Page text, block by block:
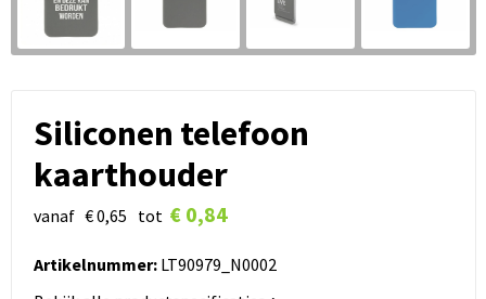
Siliconen telefoon
kaarthouder
vanaf € 0,65 tot € 0,84
Artikelnummer:LT90979_N0002